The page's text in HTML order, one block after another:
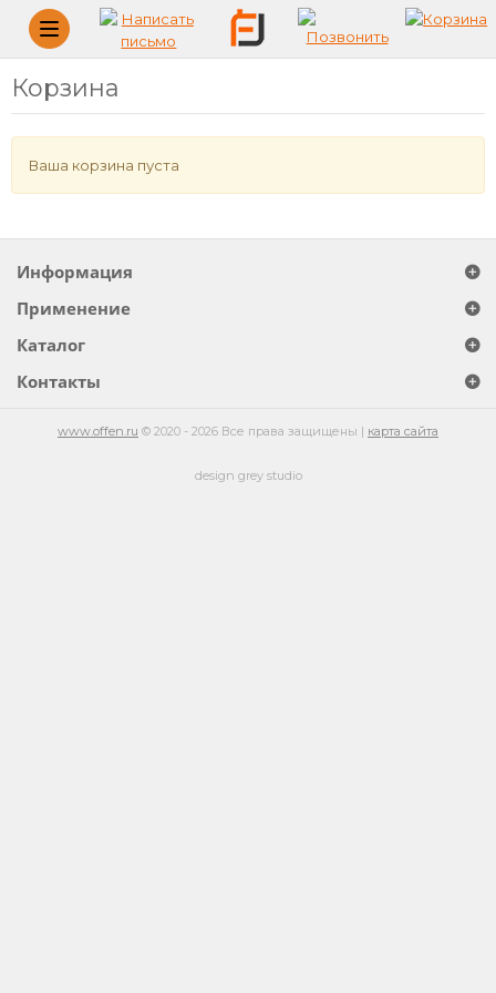
Меню
Корзина
Ваша корзина пуста
Информация
Применение
Каталог
Контакты
www.offen.ru © 2020 - 2026 Все права защищены | карта сайта
design grey studio